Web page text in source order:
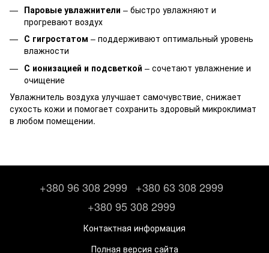
Паровые увлажнители – быстро увлажняют и
прогревают воздух
С гигростатом – поддерживают оптимальный уровень
влажности
С ионизацией и подсветкой – сочетают увлажнение и
очищение
Увлажнитель воздуха улучшает самочувствие, снижает
сухость кожи и помогает сохранить здоровый микроклимат
в любом помещении.
+380 96 308 2999
+380 63 308 2999
+380 95 308 2999
Контактная информация
Полная версия сайта